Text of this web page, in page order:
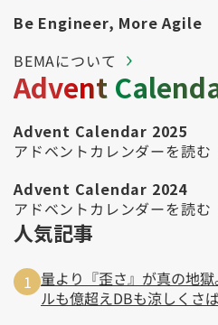
Be Engineer, More Agile
BEMAについて
Advent
Advent Calendar 2025
アドベントカレンダーを読む
Advent Calendar 2024
アドベントカレンダーを読む
人気記事
量より『歪さ』が真の地
ルも億超えDBも涼しくさ